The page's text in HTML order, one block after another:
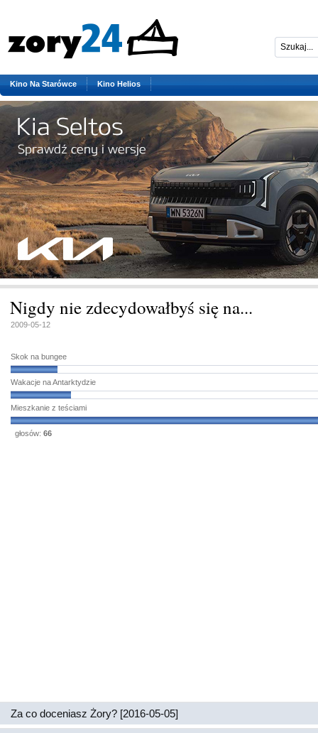
Kino Na Starówce Kino Helios
Nigdy nie zdecydowałbyś się na...
2009-05-12
Skok na bungee
Wakacje na Antarktydzie
Mieszkanie z teściami
głosów: 66
Za co doceniasz Żory? [2016-05-05]